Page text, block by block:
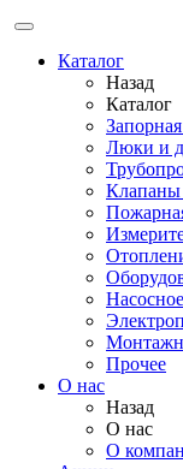
Каталог
Назад
Каталог
Люки и
Прочее
О нас
Назад
О нас
О